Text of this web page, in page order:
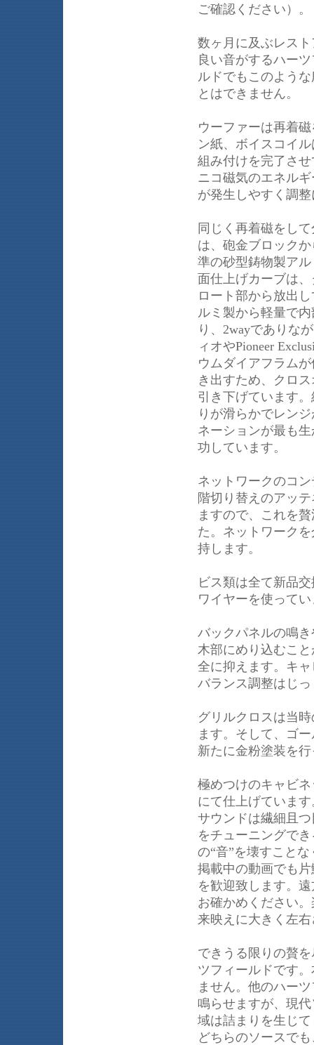
ご確認ください）。
数ヶ月に及ぶレス
良い音がするハー
ルドでもこのよう
とはできません。
ウーファーは再着
ン紙、ボイスコイ
組み付けを完了さ
ニコ磁気のエネル
が発生しやすく調
同じく再着磁をし
は、砲金ブロック
準の砂型鋳物製ア
面仕上げカーブは
ロート部から放出
ルミ製から軽量で
り、2wayでありな
ィオやPioneer
ウムダイアフラム
き出すため、クロ
引き下げています
りが滑らかでレン
ネーションが最も
功しています。
ネットワークのコ
階切り替えのアッ
ますので、これを
た。ネットワーク
持します。
ビス類は全て新品
ワイヤーを使って
バックパネルの鳴
木部にめり込むこ
全に抑えます。キ
バランス調整はじ
グリルクロスは当
ます。そして、ゴ
新たに金粉塗装を
極めつけのキャビ
にて仕上げていま
サウンドは繊細且
をチューニングで
の“音”を壊すこと
掲載中の動画でも
を歓迎致します。
お確かめください
来映えに大きく左
できうる限りの贅
ツフィールドです
ません。他のハー
鳴らせますが、現
域は詰まりを生じ
どちらのソースで